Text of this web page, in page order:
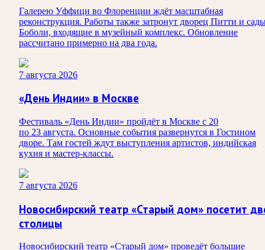
Галерею Уффици во Флоренции ждёт масштабная
реконструкция. Работы также затронут дворец Питти и
Боболи, входящие в музейный комплекс. Обновление
рассчитано примерно на два года.
7 августа 2026
«День Индии» в Москве
Фестиваль «День Индии» пройдёт в Москве с 20
по 23 августа. Основные события развернутся в Гостином
дворе. Там гостей ждут выступления артистов, индийская
кухня и мастер-классы.
7 августа 2026
Новосибирский театр «Старый дом» посетит
столицы
Новосибирский театр «Старый дом» проведёт большие